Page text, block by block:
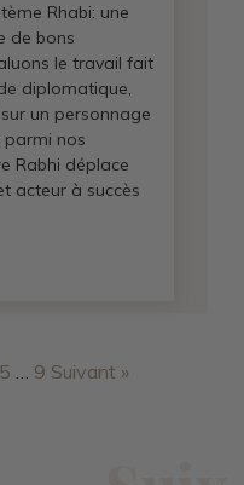
Rhabi: une
de bons
le travail fait
diplomatique,
un personnage
parmi nos
Rabhi déplace
acteur à succès
5 … 9 Suivant »